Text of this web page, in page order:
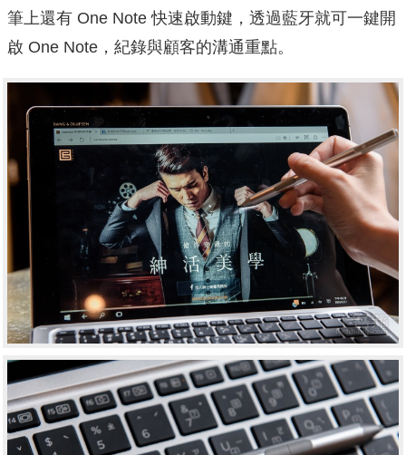
筆上還有 One Note 快速啟動鍵，透過藍牙就可一鍵開
啟 One Note，紀錄與顧客的溝通重點。